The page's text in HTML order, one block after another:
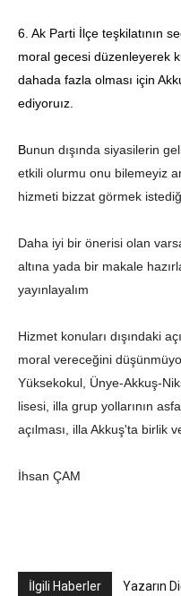
6. Ak Parti İlçe teşkilatının
moral gecesi düzenleyerek
dahada fazla olması için
ediyoruız.
Bunun dışında siyasilerin
etkili olurmu onu bilemeyiz
hizmeti bizzat görmek
Daha iyi bir önerisi olan
altına yada bir makale
yayınlayalım
Hizmet konuları dışındaki
moral vereceğini
Yüksekokul, Ünye-Akkuş-
lisesi, illa grup yollarının
açılması, illa Akkuş'ta birlik
İhsan ÇAM
İlgili Haberler Yazarın